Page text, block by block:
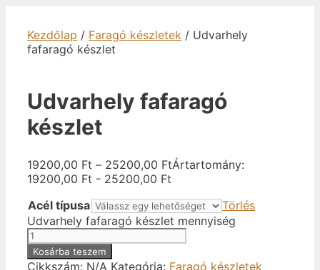
Kezdőlap / Faragó készletek / Udvarhely
fafaragó készlet
Udvarhely fafaragó
készlet
19200,00 Ft – 25200,00 FtÁrtartomány:
19200,00 Ft - 25200,00 Ft
Acél típusa
Törlés
Udvarhely fafaragó készlet mennyiség
Kosárba teszem
Cikkszám: N/A Kategória: Faragó készletek